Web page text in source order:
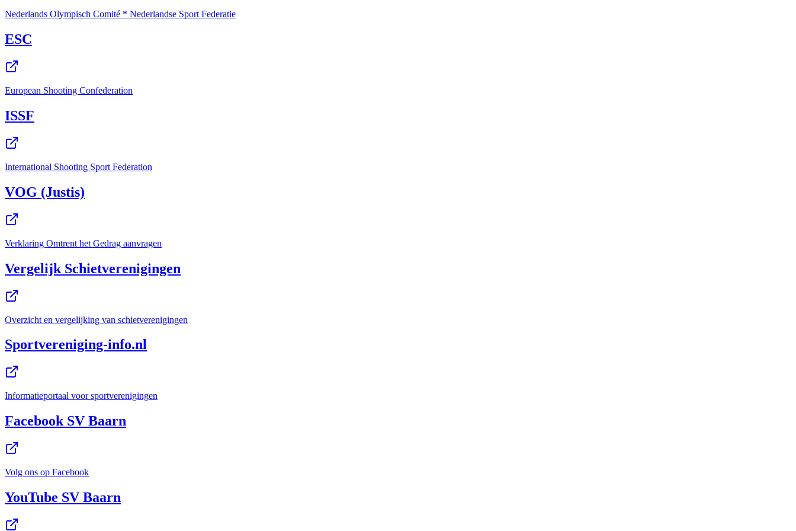
Nederlands Olympisch Comité * Nederlandse Sport Federatie
ESC
European Shooting Confederation
ISSF
International Shooting Sport Federation
VOG (Justis)
Verklaring Omtrent het Gedrag aanvragen
Vergelijk Schietverenigingen
Overzicht en vergelijking van schietverenigingen
Sportvereniging-info.nl
Informatieportaal voor sportverenigingen
Facebook SV Baarn
Volg ons op Facebook
YouTube SV Baarn